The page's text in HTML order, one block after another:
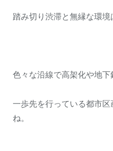
踏み切り渋滞と無縁な環境
色々な沿線で高架化や地下
一歩先を行っている都市
ね。